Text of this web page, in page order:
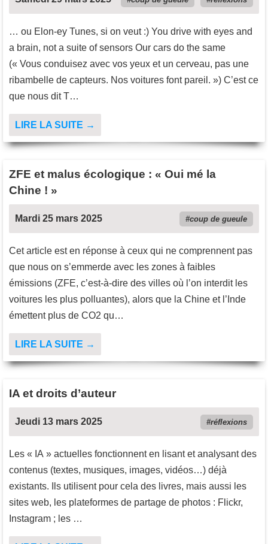
… ou Elon-ey Tunes, si on veut :) You drive with eyes and
a brain, not a suite of sensors Our cars do the same
(« Vous conduisez avec vos yeux et un cerveau, pas une
ribambelle de capteurs. Nos voitures font pareil. ») C’est ce
que nous dit T…
LIRE LA SUITE →
ZFE et malus écologique : « Oui mé la
Chine ! »
Mardi 25 mars 2025 coup de gueule
Cet article est en réponse à ceux qui ne comprennent pas
que nous on s’emmerde avec les zones à faibles
émissions (ZFE, c’est-à-dire des villes où l’on interdit les
voitures les plus polluantes), alors que la Chine et l’Inde
émettent plus de CO2 qu…
LIRE LA SUITE →
IA et droits d’auteur
Jeudi 13 mars 2025 réflexions
Les « IA » actuelles fonctionnent en lisant et analysant des
contenus (textes, musiques, images, vidéos…) déjà
existants. Ils utilisent pour cela des livres, mais aussi les
sites web, les plateformes de partage de photos : Flickr,
Instagram ; les …